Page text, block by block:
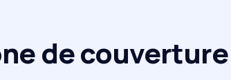
de couverture